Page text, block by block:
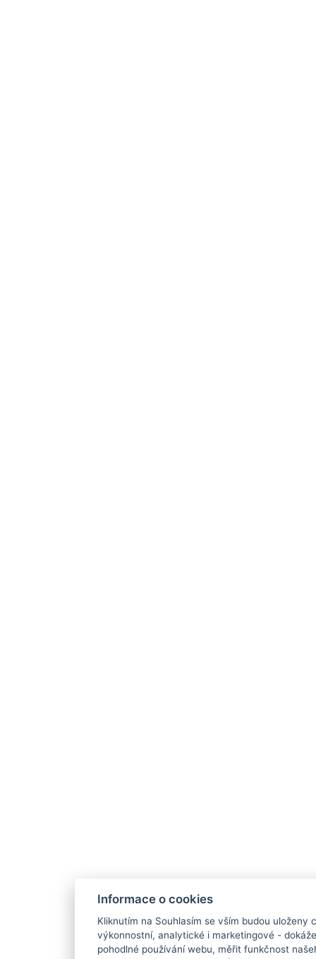
Informace o cookies
Kliknutím na Souhlasím se vším budou uloženy
výkonnostní, analytické i marketingové -
pohodlné používání webu, měřit funkčnost